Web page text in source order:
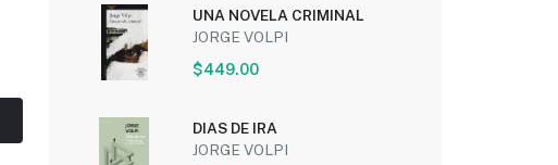
UNA NOVELA CRIMINAL
JORGE VOLPI
$449.00
DIAS DE IRA
JORGE VOLPI